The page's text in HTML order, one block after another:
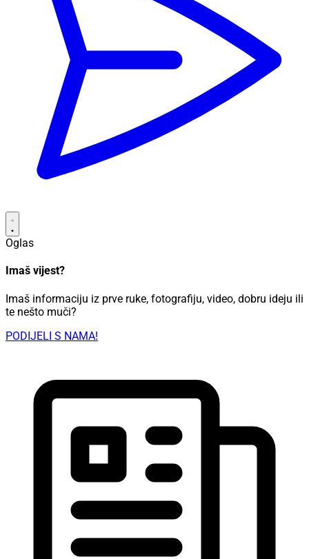
Oglas
Imaš vijest?
Imaš informaciju iz prve ruke, fotografiju, video, dobru ideju ili
te nešto muči?
PODIJELI S NAMA!